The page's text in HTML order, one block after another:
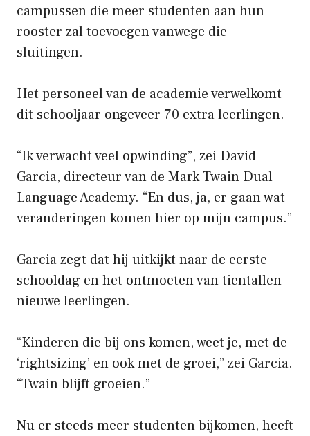
campussen die meer studenten aan hun
rooster zal toevoegen vanwege die
sluitingen.
Het personeel van de academie verwelkomt
dit schooljaar ongeveer 70 extra leerlingen.
“Ik verwacht veel opwinding”, zei David
Garcia, directeur van de Mark Twain Dual
Language Academy. “En dus, ja, er gaan wat
veranderingen komen hier op mijn campus.”
Garcia zegt dat hij uitkijkt naar de eerste
schooldag en het ontmoeten van tientallen
nieuwe leerlingen.
“Kinderen die bij ons komen, weet je, met de
‘rightsizing’ en ook met de groei,” zei Garcia.
“Twain blijft groeien.”
Nu er steeds meer studenten bijkomen, heeft